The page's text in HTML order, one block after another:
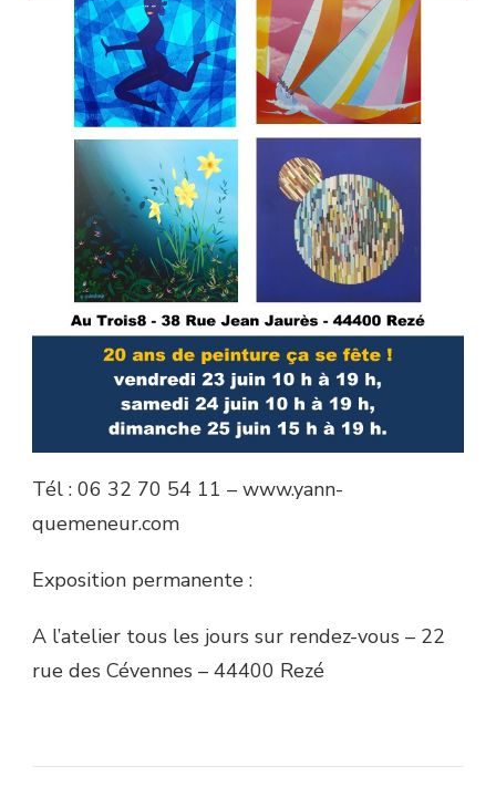
Tél : 06 32 70 54 11 – www.yann-
quemeneur.com
Exposition permanente :
A l’atelier tous les jours sur rendez-vous – 22
rue des Cévennes – 44400 Rezé